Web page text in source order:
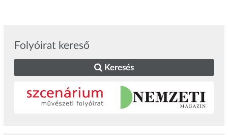
Folyóirat kereső
Keresés